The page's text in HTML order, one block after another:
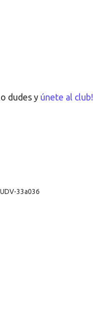
dudes y únete al club!